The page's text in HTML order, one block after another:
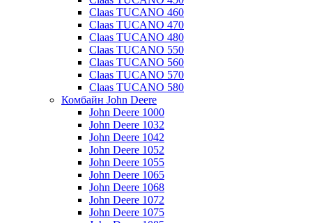
Claas TUCANO 460
Claas TUCANO 470
Claas TUCANO 480
Claas TUCANO 550
Claas TUCANO 560
Claas TUCANO 570
Claas TUCANO 580
Комбайн John Deere
John Deere 1000
John Deere 1032
John Deere 1042
John Deere 1052
John Deere 1055
John Deere 1065
John Deere 1068
John Deere 1072
John Deere 1075